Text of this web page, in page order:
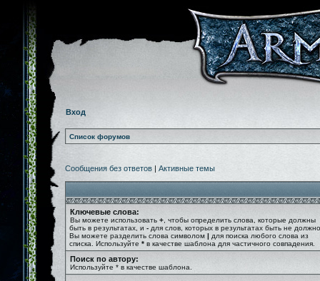
Вход
Список форумов
Сообщения без ответов | Активные темы
Ключевые слова:
Вы можете использовать + , чтобы определить слова, которые должны
быть в результатах, и - для слов, которых в результатах быть не
Вы можете разделить слова символом | для поиска любого слова из
списка. Используйте * в качестве шаблона для частичного совпадения.
Поиск по автору:
Используйте * в качестве шаблона.